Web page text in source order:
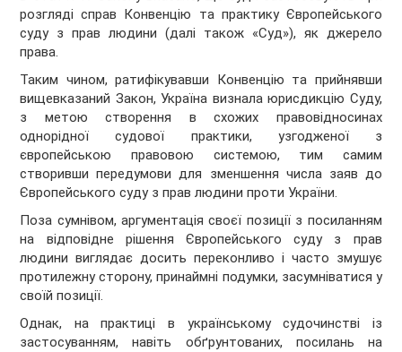
розгляді справ Конвенцію та практику Європейського
суду з прав людини (далі також «Суд»), як джерело
права.
Таким чином, ратифікувавши Конвенцію та прийнявши
вищевказаний Закон, Україна визнала юрисдикцію Суду,
з метою створення в схожих правовідносинах
однорідної судової практики, узгодженої з
європейською правовою системою, тим самим
створивши передумови для зменшення числа заяв до
Європейського суду з прав людини проти України.
Поза сумнівом, аргументація своєї позиції з посиланням
на відповідне рішення Європейського суду з прав
людини виглядає досить переконливо і часто змушує
протилежну сторону, принаймні подумки, засумніватися у
своїй позиції.
Однак, на практиці в українському судочинстві із
застосуванням, навіть обґрунтованих, посилань на